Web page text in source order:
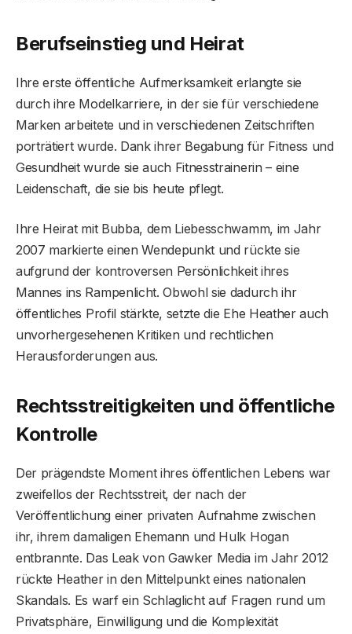
Berufseinstieg und Heirat
Ihre erste öffentliche Aufmerksamkeit erlangte sie
durch ihre Modelkarriere, in der sie für verschiedene
Marken arbeitete und in verschiedenen Zeitschriften
porträtiert wurde. Dank ihrer Begabung für Fitness und
Gesundheit wurde sie auch Fitnesstrainerin – eine
Leidenschaft, die sie bis heute pflegt.
Ihre Heirat mit Bubba, dem Liebesschwamm, im Jahr
2007 markierte einen Wendepunkt und rückte sie
aufgrund der kontroversen Persönlichkeit ihres
Mannes ins Rampenlicht. Obwohl sie dadurch ihr
öffentliches Profil stärkte, setzte die Ehe Heather auch
unvorhergesehenen Kritiken und rechtlichen
Herausforderungen aus.
Rechtsstreitigkeiten und öffentliche
Kontrolle
Der prägendste Moment ihres öffentlichen Lebens war
zweifellos der Rechtsstreit, der nach der
Veröffentlichung einer privaten Aufnahme zwischen
ihr, ihrem damaligen Ehemann und Hulk Hogan
entbrannte. Das Leak von Gawker Media im Jahr 2012
rückte Heather in den Mittelpunkt eines nationalen
Skandals. Es warf ein Schlaglicht auf Fragen rund um
Privatsphäre, Einwilligung und die Komplexität